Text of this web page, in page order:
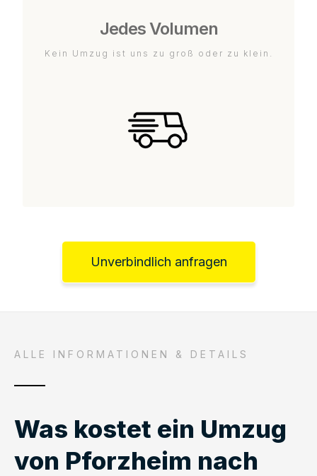
Jedes Volumen
Kein Umzug ist uns zu groß oder zu klein.
Unverbindlich anfragen
ALLE INFORMATIONEN & DETAILS
Was kostet ein Umzug
von Pforzheim nach